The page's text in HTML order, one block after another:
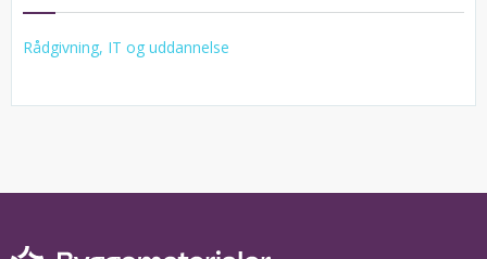
Rådgivning, IT og uddannelse